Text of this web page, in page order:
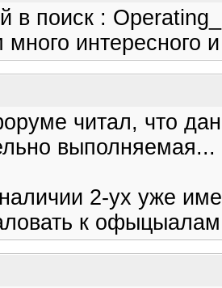
в поиск :
много интересного
читал, что
выполняемая...
2-ух уже
к